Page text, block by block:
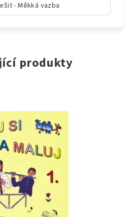
- Měkká vazba
produkty